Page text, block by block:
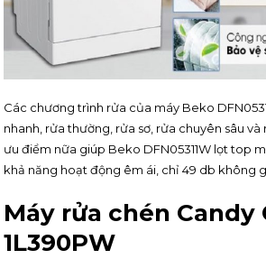
Các chương trình rửa của máy Beko
nhanh, rửa thường, rửa sơ, rửa chuyên sâu
ưu điểm nữa giúp Beko DFN05311W lọt top
khả năng hoạt động êm ái, chỉ 49 db không
Máy rửa chén Candy
1L390PW